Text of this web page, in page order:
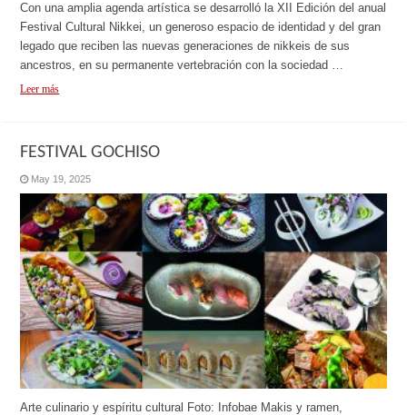
Con una amplia agenda artística se desarrolló la XII Edición del anual
Festival Cultural Nikkei, un generoso espacio de identidad y del gran
legado que reciben las nuevas generaciones de nikkeis de sus
ancestros, en su permanente vertebración con la sociedad …
Leer más
FESTIVAL GOCHISO
May 19, 2025
Arte culinario y espíritu cultural Foto: Infobae Makis y ramen,